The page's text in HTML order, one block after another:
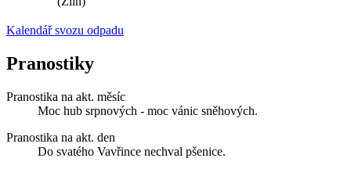
Kalendář svozu odpadu
Pranostiky
Pranostika na akt. měsíc
Moc hub srpnových - moc vánic sněhových.
Pranostika na akt. den
Do svatého Vavřince nechval pšenice.